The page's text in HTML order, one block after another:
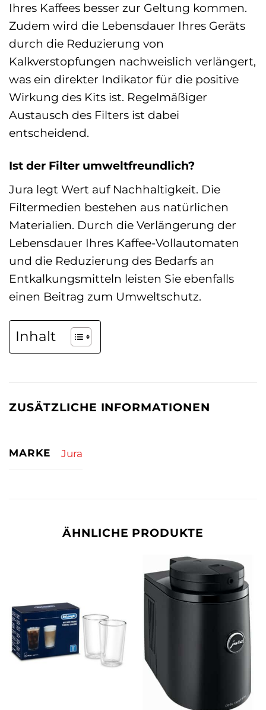
Ihres Kaffees besser zur Geltung kommen.
Zudem wird die Lebensdauer Ihres Geräts
durch die Reduzierung von
Kalkverstopfungen nachweislich verlängert,
was ein direkter Indikator für die positive
Wirkung des Kits ist. Regelmäßiger
Austausch des Filters ist dabei
entscheidend.
Ist der Filter umweltfreundlich?
Jura legt Wert auf Nachhaltigkeit. Die
Filtermedien bestehen aus natürlichen
Materialien. Durch die Verlängerung der
Lebensdauer Ihres Kaffee-Vollautomaten
und die Reduzierung des Bedarfs an
Entkalkungsmitteln leisten Sie ebenfalls
einen Beitrag zum Umweltschutz.
Inhalt
ZUSÄTZLICHE INFORMATIONEN
MARKE Jura
ÄHNLICHE PRODUKTE